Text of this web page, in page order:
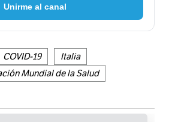
Unirme al canal
COVID-19
Italia
Mundial de la Salud